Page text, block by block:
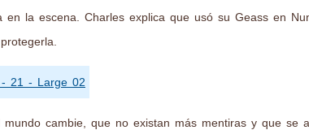
en la escena. Charles explica que usó su Geass en
cambie, que no existan más mentiras y que se